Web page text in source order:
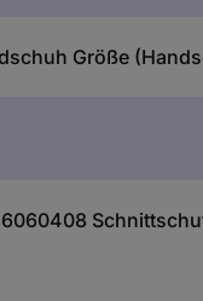
Größe